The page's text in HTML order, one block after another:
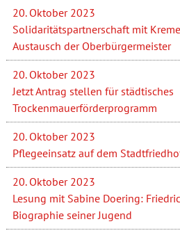
20. Oktober 2023
Solidaritätspartnerschaft mit
Austausch der Oberbürgermeister
20. Oktober 2023
Jetzt Antrag stellen für städtisches
Trockenmauerförderprogramm
20. Oktober 2023
Pflegeeinsatz auf dem
20. Oktober 2023
Lesung mit Sabine Doering:
Biographie seiner Jugend